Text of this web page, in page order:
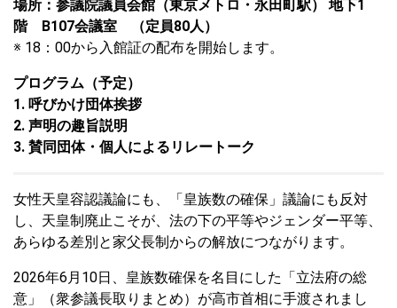
場所：参議院議員会館（東京メトロ・永田町駅） 地下1
階 B107会議室 （定員80人）
※ 18：00から入館証の配布を開始します。
プログラム（予定）
1. 呼びかけ団体挨拶
2. 声明の趣旨説明
3. 賛同団体・個人によるリレートーク
女性天皇容認議論にも、「皇族数の確保」議論にも反対
し、天皇制廃止こそが、法の下の平等やジェンダー平等、
あらゆる差別と家父長制からの解放につながります。
2026年6月10日、皇族数確保を名目にした「立法府の総
意」（衆参議長取りまとめ）が高市首相に手渡されまし